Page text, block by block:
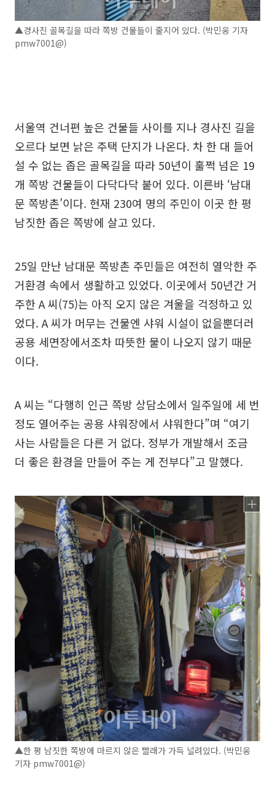
▲경사진 골목길을 따라 쪽방 건물들이 줄지어 있다. (박민웅 기자
pmw7001@)
서울역 건너편 높은 건물들 사이를 지나 경사진 길을
오르다 보면 낡은 주택 단지가 나온다. 차 한 대 들어
설 수 없는 좁은 골목길을 따라 50년이 훌쩍 넘은 19
개 쪽방 건물들이 다닥다닥 붙어 있다. 이른바 ‘남대
문 쪽방촌’이다. 현재 230여 명의 주민이 이곳 한 평
남짓한 좁은 쪽방에 살고 있다.
25일 만난 남대문 쪽방촌 주민들은 여전히 열악한 주
거환경 속에서 생활하고 있었다. 이곳에서 50년간 거
주한 A 씨(75)는 아직 오지 않은 겨울을 걱정하고 있
었다. A 씨가 머무는 건물엔 샤워 시설이 없을뿐더러
공용 세면장에서조차 따뜻한 물이 나오지 않기 때문
이다.
A 씨는 “다행히 인근 쪽방 상담소에서 일주일에 세 번
정도 열어주는 공용 샤워장에서 샤워한다”며 “여기
사는 사람들은 다른 거 없다. 정부가 개발해서 조금
더 좋은 환경을 만들어 주는 게 전부다”고 말했다.
▲한 평 남짓한 쪽방에 마르지 않은 빨래가 가득 널려있다. (박민웅
기자 pmw7001@)